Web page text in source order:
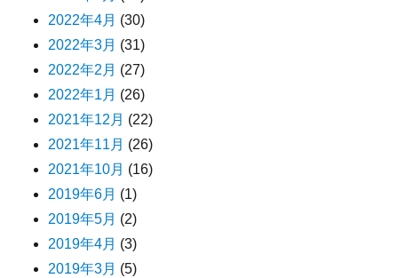
2022年4月 (30)
2022年3月 (31)
2022年2月 (27)
2022年1月 (26)
2021年12月 (22)
2021年11月 (26)
2021年10月 (16)
2019年6月 (1)
2019年5月 (2)
2019年4月 (3)
2019年3月 (5)